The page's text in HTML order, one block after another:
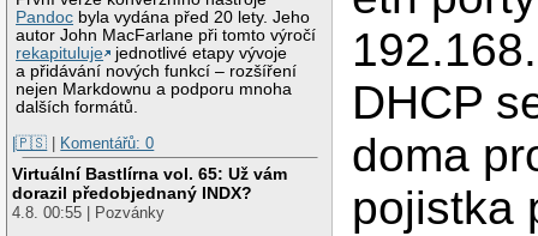
Pandoc byla vydána před 20 lety. Jeho
autor John MacFarlane při tomto výročí
rekapituluje
jednotlivé etapy vývoje
a přidávání nových funkcí – rozšíření
nejen Markdownu a podporu mnoha
dalších formátů.
|🇵🇸 | Komentářů: 0
Virtuální Bastlírna vol. 65: Už vám
dorazil předobjednaný INDX?
4.8. 00:55 | Pozvánky
DHCP
doma
pojistka